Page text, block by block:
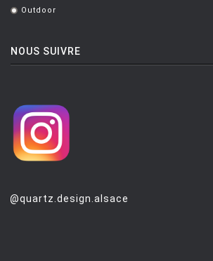
. Outdoor
NOUS SUIVRE
@quartz.design.alsace